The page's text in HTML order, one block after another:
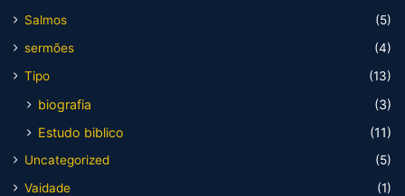
Salmos
(5)
sermões
(4)
Tipo
(13)
biografia
(3)
Estudo biblico
(11)
Uncategorized
(5)
Vaidade
(1)